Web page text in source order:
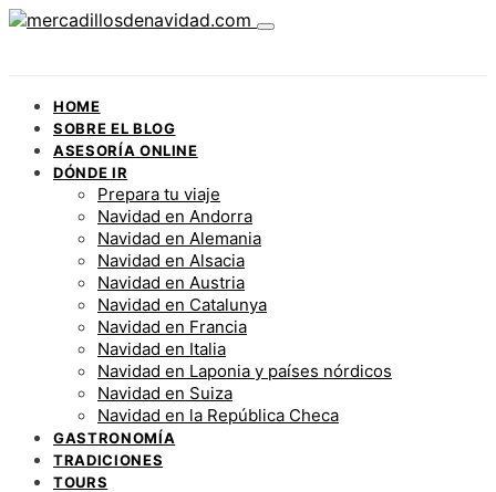
HOME
SOBRE EL BLOG
ASESORÍA ONLINE
DÓNDE IR
Prepara tu viaje
Navidad en Andorra
Navidad en Alemania
Navidad en Alsacia
Navidad en Austria
Navidad en Catalunya
Navidad en Francia
Navidad en Italia
Navidad en Laponia y países nórdicos
Navidad en Suiza
Navidad en la República Checa
GASTRONOMÍA
TRADICIONES
TOURS